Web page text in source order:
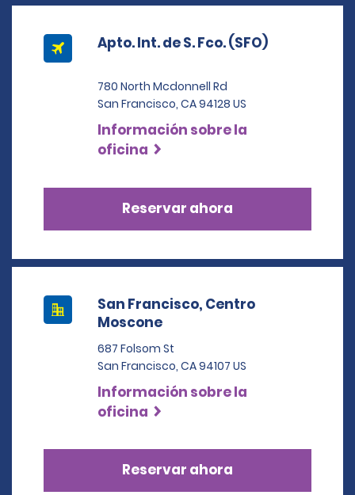
Apto. Int. de S. Fco. (SFO)
780 North Mcdonnell Rd
San Francisco, CA 94128 US
Información sobre la
oficina
Reservar ahora
San Francisco, Centro
Moscone
687 Folsom St
San Francisco, CA 94107 US
Información sobre la
oficina
Reservar ahora